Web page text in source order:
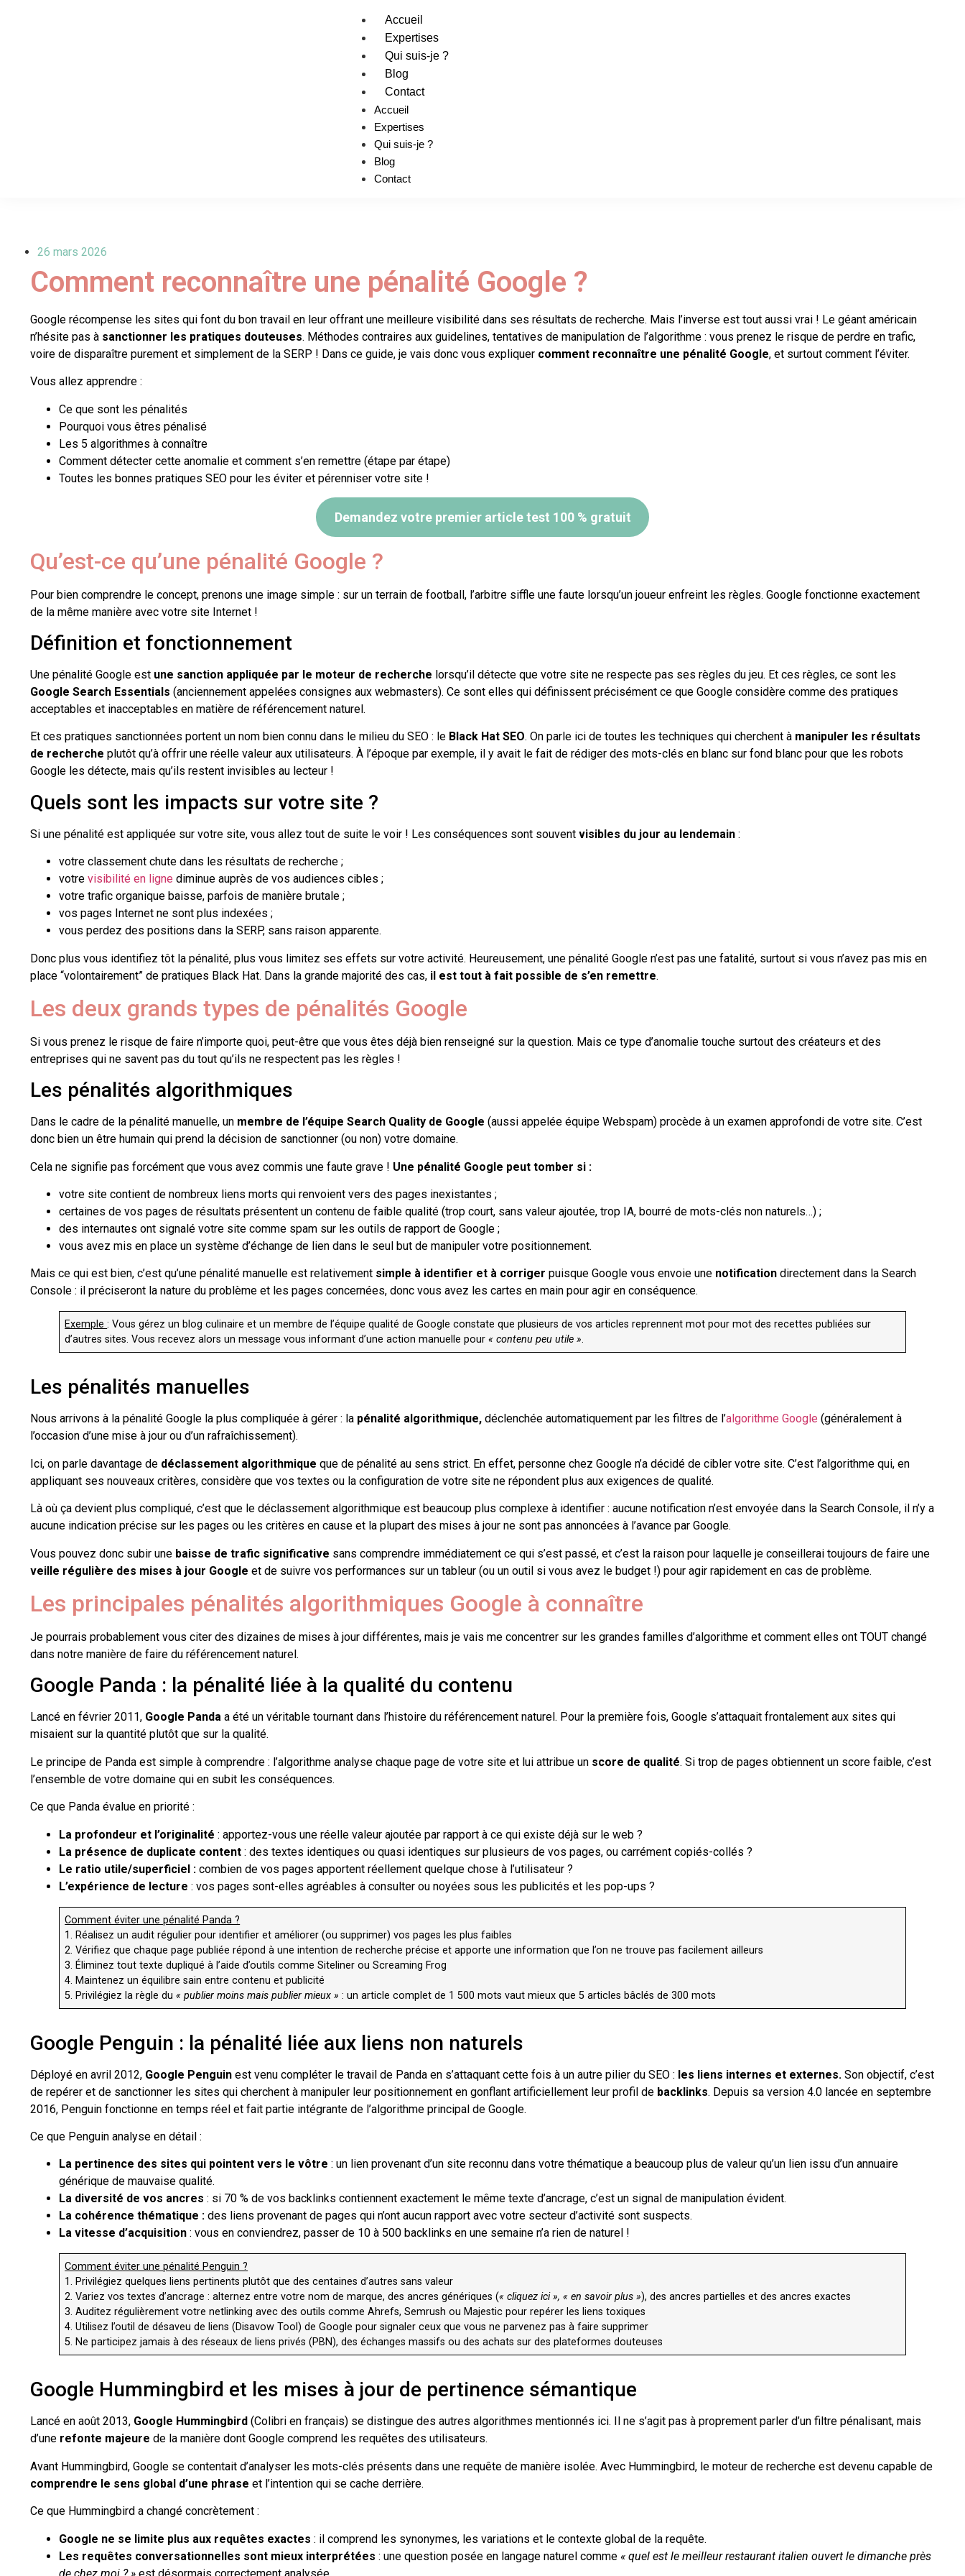
Accueil
Expertises
Qui suis-je ?
Blog
Contact
Accueil
Expertises
Qui suis-je ?
Blog
Contact
26 mars 2026
Comment reconnaître une pénalité Google ?
Google récompense les sites qui font du bon travail en leur offrant une meilleure visibilité dans ses résultats de recherche. Mais l’inverse est tout aussi vrai ! Le géant américain
n’hésite pas à sanctionner les pratiques douteuses. Méthodes contraires aux guidelines, tentatives de manipulation de l’algorithme : vous prenez le risque de perdre en trafic,
voire de disparaître purement et simplement de la SERP ! Dans ce guide, je vais donc vous expliquer comment reconnaître une pénalité Google, et surtout comment l’éviter.
Vous allez apprendre :
Ce que sont les pénalités
Pourquoi vous êtres pénalisé
Les 5 algorithmes à connaître
Comment détecter cette anomalie et comment s’en remettre (étape par étape)
Toutes les bonnes pratiques SEO pour les éviter et pérenniser votre site !
Demandez votre premier article test 100 % gratuit
Qu’est-ce qu’une pénalité Google ?
Pour bien comprendre le concept, prenons une image simple : sur un terrain de football, l’arbitre siffle une faute lorsqu’un joueur enfreint les règles. Google fonctionne exactement
de la même manière avec votre site Internet !
Définition et fonctionnement
Une pénalité Google est une sanction appliquée par le moteur de recherche lorsqu’il détecte que votre site ne respecte pas ses règles du jeu. Et ces règles, ce sont les
Google Search Essentials (anciennement appelées consignes aux webmasters). Ce sont elles qui définissent précisément ce que Google considère comme des pratiques
acceptables et inacceptables en matière de référencement naturel.
Et ces pratiques sanctionnées portent un nom bien connu dans le milieu du SEO : le Black Hat SEO. On parle ici de toutes les techniques qui cherchent à manipuler les résultats
de recherche plutôt qu’à offrir une réelle valeur aux utilisateurs. À l’époque par exemple, il y avait le fait de rédiger des mots-clés en blanc sur fond blanc pour que les robots
Google les détecte, mais qu’ils restent invisibles au lecteur !
Quels sont les impacts sur votre site ?
Si une pénalité est appliquée sur votre site, vous allez tout de suite le voir ! Les conséquences sont souvent visibles du jour au lendemain :
votre classement chute dans les résultats de recherche ;
votre visibilité en ligne diminue auprès de vos audiences cibles ;
votre trafic organique baisse, parfois de manière brutale ;
vos pages Internet ne sont plus indexées ;
vous perdez des positions dans la SERP, sans raison apparente.
Donc plus vous identifiez tôt la pénalité, plus vous limitez ses effets sur votre activité. Heureusement, une pénalité Google n’est pas une fatalité, surtout si vous n’avez pas mis en
place “volontairement” de pratiques Black Hat. Dans la grande majorité des cas, il est tout à fait possible de s’en remettre.
Les deux grands types de pénalités Google
Si vous prenez le risque de faire n’importe quoi, peut-être que vous êtes déjà bien renseigné sur la question. Mais ce type d’anomalie touche surtout des créateurs et des
entreprises qui ne savent pas du tout qu’ils ne respectent pas les règles !
Les pénalités algorithmiques
Dans le cadre de la pénalité manuelle, un membre de l’équipe Search Quality de Google (aussi appelée équipe Webspam) procède à un examen approfondi de votre site. C’est
donc bien un être humain qui prend la décision de sanctionner (ou non) votre domaine.
Cela ne signifie pas forcément que vous avez commis une faute grave ! Une pénalité Google peut tomber si :
votre site contient de nombreux liens morts qui renvoient vers des pages inexistantes ;
certaines de vos pages de résultats présentent un contenu de faible qualité (trop court, sans valeur ajoutée, trop IA, bourré de mots-clés non naturels…) ;
des internautes ont signalé votre site comme spam sur les outils de rapport de Google ;
vous avez mis en place un système d’échange de lien dans le seul but de manipuler votre positionnement.
Mais ce qui est bien, c’est qu’une pénalité manuelle est relativement simple à identifier et à corriger puisque Google vous envoie une notification directement dans la Search
Console : il préciseront la nature du problème et les pages concernées, donc vous avez les cartes en main pour agir en conséquence.
Exemple: Vous gérez un blog culinaire et un membre de l’équipe qualité de Google constate que plusieurs de vos articles reprennent mot pour mot des recettes publiées sur
d’autres sites. Vous recevez alors un message vous informant d’une action manuelle pour« contenu peu utile ».
Les pénalités manuelles
Nous arrivons à la pénalité Google la plus compliquée à gérer : la pénalité algorithmique, déclenchée automatiquement par les filtres de l’algorithme Google (généralement à
l’occasion d’une mise à jour ou d’un rafraîchissement).
Ici, on parle davantage de déclassement algorithmique que de pénalité au sens strict. En effet, personne chez Google n’a décidé de cibler votre site. C’est l’algorithme qui, en
appliquant ses nouveaux critères, considère que vos textes ou la configuration de votre site ne répondent plus aux exigences de qualité.
Là où ça devient plus compliqué, c’est que le déclassement algorithmique est beaucoup plus complexe à identifier : aucune notification n’est envoyée dans la Search Console, il n’y a
aucune indication précise sur les pages ou les critères en cause et la plupart des mises à jour ne sont pas annoncées à l’avance par Google.
Vous pouvez donc subir une baisse de trafic significative sans comprendre immédiatement ce qui s’est passé, et c’est la raison pour laquelle je conseillerai toujours de faire une
veille régulière des mises à jour Google et de suivre vos performances sur un tableur (ou un outil si vous avez le budget !) pour agir rapidement en cas de problème.
Les principales pénalités algorithmiques Google à connaître
Je pourrais probablement vous citer des dizaines de mises à jour différentes, mais je vais me concentrer sur les grandes familles d’algorithme et comment elles ont TOUT changé
dans notre manière de faire du référencement naturel.
Google Panda : la pénalité liée à la qualité du contenu
Lancé en février 2011, Google Panda a été un véritable tournant dans l’histoire du référencement naturel. Pour la première fois, Google s’attaquait frontalement aux sites qui
misaient sur la quantité plutôt que sur la qualité.
Le principe de Panda est simple à comprendre : l’algorithme analyse chaque page de votre site et lui attribue un score de qualité. Si trop de pages obtiennent un score faible, c’est
l’ensemble de votre domaine qui en subit les conséquences.
Ce que Panda évalue en priorité :
La profondeur et l’originalité : apportez-vous une réelle valeur ajoutée par rapport à ce qui existe déjà sur le web ?
La présence de duplicate content : des textes identiques ou quasi identiques sur plusieurs de vos pages, ou carrément copiés-collés ?
Le ratio utile/superficiel : combien de vos pages apportent réellement quelque chose à l’utilisateur ?
L’expérience de lecture : vos pages sont-elles agréables à consulter ou noyées sous les publicités et les pop-ups ?
Comment éviter une pénalité Panda ?
1. Réalisez un audit régulier pour identifier et améliorer (ou supprimer) vos pages les plus faibles
2. Vérifiez que chaque page publiée répond à une intention de recherche précise et apporte une information que l’on ne trouve pas facilement ailleurs
3. Éliminez tout texte dupliqué à l’aide d’outils comme Siteliner ou Screaming Frog
4. Maintenez un équilibre sain entre contenu et publicité
5. Privilégiez la règle du« publier moins mais publier mieux »: un article complet de 1 500 mots vaut mieux que 5 articles bâclés de 300 mots
Google Penguin : la pénalité liée aux liens non naturels
Déployé en avril 2012, Google Penguin est venu compléter le travail de Panda en s’attaquant cette fois à un autre pilier du SEO : les liens internes et externes. Son objectif, c’est
de repérer et de sanctionner les sites qui cherchent à manipuler leur positionnement en gonflant artificiellement leur profil de backlinks. Depuis sa version 4.0 lancée en septembre
2016, Penguin fonctionne en temps réel et fait partie intégrante de l’algorithme principal de Google.
Ce que Penguin analyse en détail :
La pertinence des sites qui pointent vers le vôtre : un lien provenant d’un site reconnu dans votre thématique a beaucoup plus de valeur qu’un lien issu d’un annuaire
générique de mauvaise qualité.
La diversité de vos ancres : si 70 % de vos backlinks contiennent exactement le même texte d’ancrage, c’est un signal de manipulation évident.
La cohérence thématique : des liens provenant de pages qui n’ont aucun rapport avec votre secteur d’activité sont suspects.
La vitesse d’acquisition : vous en conviendrez, passer de 10 à 500 backlinks en une semaine n’a rien de naturel !
Comment éviter une pénalité Penguin ?
1. Privilégiez quelques liens pertinents plutôt que des centaines d’autres sans valeur
2. Variez vos textes d’ancrage : alternez entre votre nom de marque, des ancres génériques (« cliquez ici », « en savoir plus »), des ancres partielles et des ancres exactes
3. Auditez régulièrement votre netlinking avec des outils comme Ahrefs, Semrush ou Majestic pour repérer les liens toxiques
4. Utilisez l’outil de désaveu de liens (Disavow Tool) de Google pour signaler ceux que vous ne parvenez pas à faire supprimer
5. Ne participez jamais à des réseaux de liens privés (PBN), des échanges massifs ou des achats sur des plateformes douteuses
Google Hummingbird et les mises à jour de pertinence sémantique
Lancé en août 2013, Google Hummingbird (Colibri en français) se distingue des autres algorithmes mentionnés ici. Il ne s’agit pas à proprement parler d’un filtre pénalisant, mais
d’une refonte majeure de la manière dont Google comprend les requêtes des utilisateurs.
Avant Hummingbird, Google se contentait d’analyser les mots-clés présents dans une requête de manière isolée. Avec Hummingbird, le moteur de recherche est devenu capable de
comprendre le sens global d’une phrase et l’intention qui se cache derrière.
Ce que Hummingbird a changé concrètement :
Google ne se limite plus aux requêtes exactes : il comprend les synonymes, les variations et le contexte global de la requête.
Les requêtes conversationnelles sont mieux interprétées : une question posée en langage naturel comme « quel est le meilleur restaurant italien ouvert le dimanche près
de chez moi ? » est désormais correctement analysée.